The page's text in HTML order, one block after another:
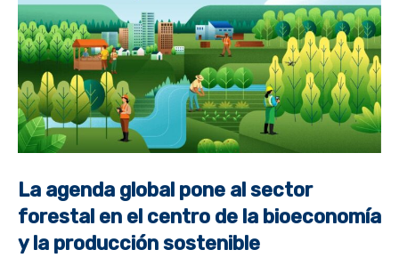
La agenda global pone al sector
forestal en el centro de la bioeconomía
y la producción sostenible